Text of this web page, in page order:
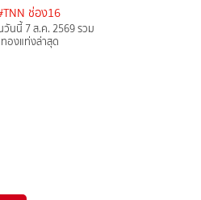
ช่อง16
นนี้ 7 ส.ค. 2569 รวม
องแท่งล่าสุด